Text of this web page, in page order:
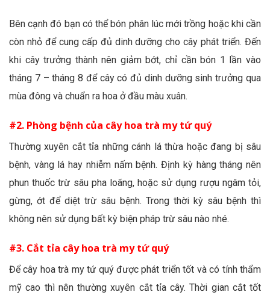
Bên cạnh đó bạn có thể bón phân lúc mới trồng hoặc khi cần
còn nhỏ để cung cấp đủ dinh dưỡng cho cây phát triển. Đến
khi cây trưởng thành nên giảm bớt, chỉ cần bón 1 lần vào
tháng 7 – tháng 8 để cây có đủ dinh dưỡng sinh trưởng qua
mùa đông và chuẩn ra hoa ở đầu màu xuân.
#2. Phòng bệnh của cây hoa trà my tứ quý
Thường xuyên cắt tỉa những cánh lá thừa hoặc đang bị sâu
bệnh, vàng lá hay nhiễm nấm bệnh. Định kỳ hàng tháng nên
phun thuốc trừ sâu pha loãng, hoặc sử dụng rượu ngâm tỏi,
gừng, ớt để diệt trừ sâu bệnh. Trong thời kỳ sâu bệnh thì
không nên sử dụng bất kỳ biện pháp trừ sâu nào nhé.
#3. Cắt tỉa cây hoa trà my tứ quý
Để cây hoa trà my tứ quý được phát triển tốt và có tính thẩm
mỹ cao thì nên thường xuyên cắt tỉa cây. Thời gian cắt tốt